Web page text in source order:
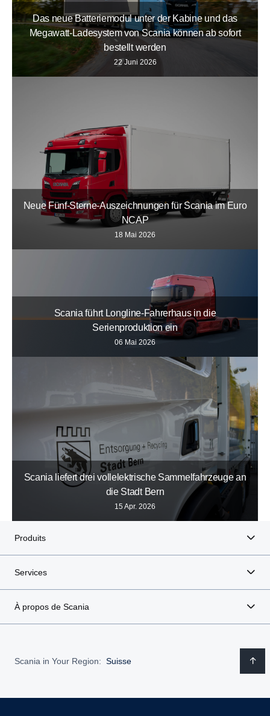
Das neue Batteriemodul unter der Kabine und das
Megawatt-Ladesystem von Scania können ab sofort
bestellt werden
22 Juni 2026
Neue Fünf-Sterne-Auszeichnungen für Scania im Euro
NCAP
18 Mai 2026
Scania führt Longline-Fahrerhaus in die
Serienproduktion ein
06 Mai 2026
Scania liefert drei vollelektrische Sammelfahrzeuge an
die Stadt Bern
15 Apr. 2026
Produits
Services
À propos de Scania
Scania in Your Region: Suisse